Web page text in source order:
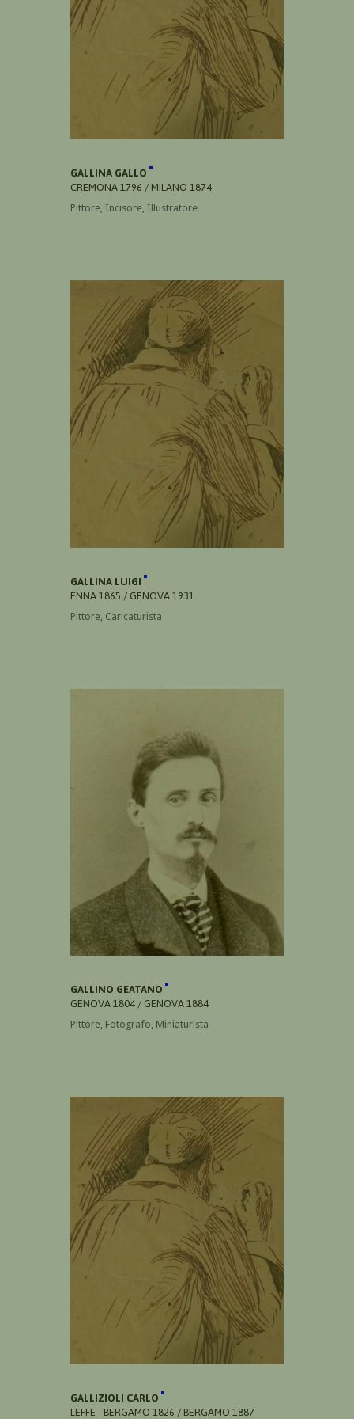
GALLINA GALLO
CREMONA 1796 / MILANO 1874
Pittore, Incisore, Illustratore
GALLINA LUIGI
ENNA 1865 / GENOVA 1931
Pittore, Caricaturista
GALLINO GEATANO
GENOVA 1804 / GENOVA 1884
Pittore, Fotografo, Miniaturista
GALLIZIOLI CARLO
LEFFE - BERGAMO 1826 / BERGAMO 1887